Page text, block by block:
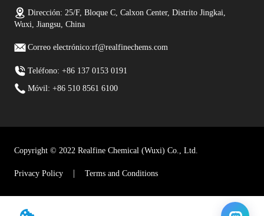
Dirección: 25/F, Bloque C, Calxon Center, Distrito Jingkai,
Wuxi, Jiangsu, China
Correo electrónico:rf@realfinechems.com
Teléfono: +86 137 0153 0191
Móvil: +86 510 8561 6100
Copyright © 2022 Realfine Chemical (Wuxi) Co., Ltd.
Privacy Policy Terms and Conditions